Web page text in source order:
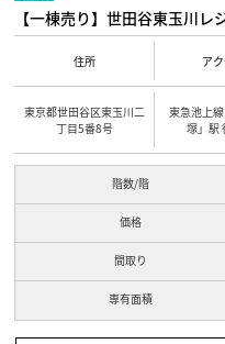
【一棟売り】世田谷東玉川レ
住所 ア
東京都世田谷区東玉川二
丁目5番8号
東急池上
塚」駅
階数/階
価格
間取り
専有面積